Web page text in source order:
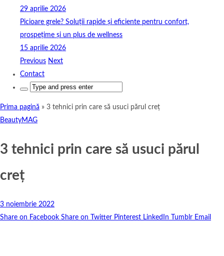
29 aprilie 2026
Picioare grele? Soluții rapide și eficiente pentru confort,
prospețime și un plus de wellness
15 aprilie 2026
Previous Next
Contact
Search
Prima pagină » 3 tehnici prin care să usuci părul creț
BeautyMAG
3 tehnici prin care să usuci părul
creț
3 noiembrie 2022
Share on Facebook Share on Twitter Pinterest LinkedIn Tumblr Email